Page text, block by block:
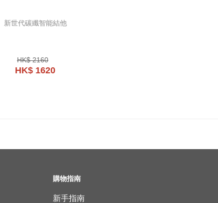
新世代碳纖智能結他
HK$ 2160
HK$ 1620
購物指南
新手指南